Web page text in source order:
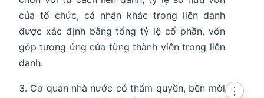
của tổ chức, cá nhân khác trong liên danh
được xác định bằng tổng tỷ lệ cổ phần, vốn
góp tương ứng của từng thành viên trong liên
danh.
Cơ quan nhà nước có thẩm quyền, bên mời
⋮